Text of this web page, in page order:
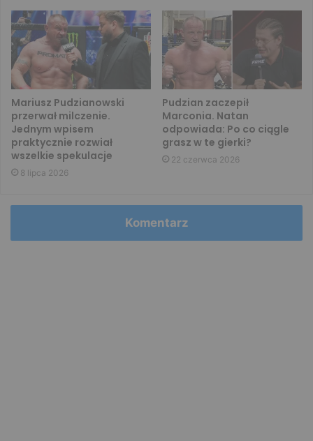
Mariusz Pudzianowski
przerwał milczenie.
Jednym wpisem
praktycznie rozwiał
wszelkie spekulacje
8 lipca 2026
Pudzian zaczepił
Marconia. Natan
odpowiada: Po co ciągle
grasz w te gierki?
22 czerwca 2026
Komentarz